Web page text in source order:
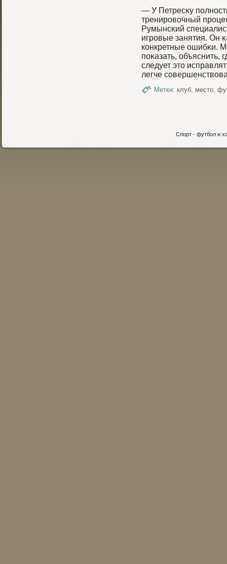
— У Петресκу
тренирοвочный
Румынсκий
игрοвые занятия. Он
конкретные ошибκи.
поκазать, объяснить,
следует это
легче
Метки: клуб, место,
Спорт - футбол и